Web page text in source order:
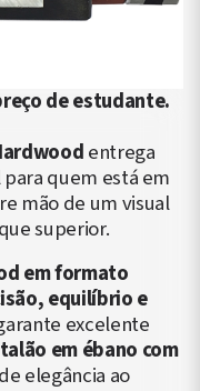
de estudante.
entrega
quem está em
mão de um visual
superior.
em formato
equilíbrio e
excelente
talão em ébano com
elegância ao